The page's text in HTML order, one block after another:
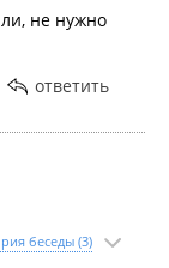
не нужно
ответить
беседы (3)